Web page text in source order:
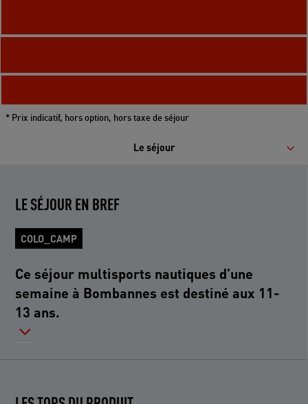
* Prix indicatif, hors option, hors taxe de séjour
Le séjour
LE SÉJOUR EN BREF
COLO_CAMP
Ce séjour multisports nautiques d'une
semaine à Bombannes est destiné aux 11-
13 ans.